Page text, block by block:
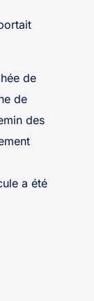
de
de
des
a été